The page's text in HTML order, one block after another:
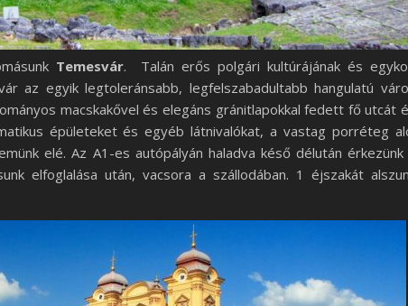
Temesvár. Talán erős polgári kultúrájának és
az egyik legtoleránsabb, legfelszabadultabb hangulatú
macskakővel és elegáns gránitlapokkal fedett fő utcát
épületeket és egyéb látnivalókat, a vastag porréteg
elé. Az A1-es autópályán haladva késő délután érkezünk
elfoglalása után, vacsora a szállodában. 1 éjszakát